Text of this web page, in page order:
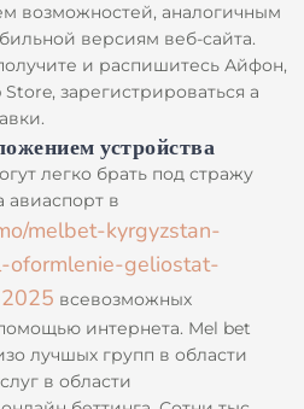
возможностей, аналогичным
версиям веб-сайта.
и распишитесь Айфон,
зарегистрироваться а
устройства
легко брать под стражу
авиаспорт в
melbet-kyrgyzstan-
oformlenie-geliostat-
всевозможных
интернета. Mel bet
лучшых групп в области
в области